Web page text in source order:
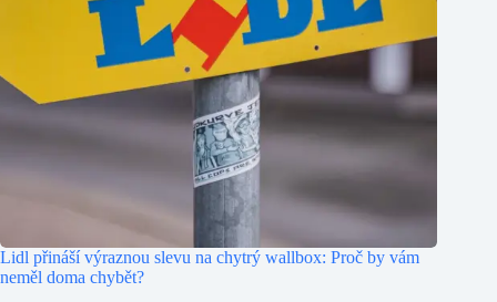
Lidl přináší výraznou slevu na chytrý wallbox: Proč by vám
neměl doma chybět?